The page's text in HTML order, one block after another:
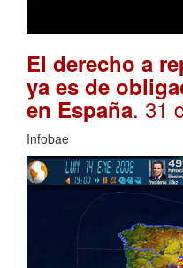
El derecho a
ya es de
en España. 31
Infobae